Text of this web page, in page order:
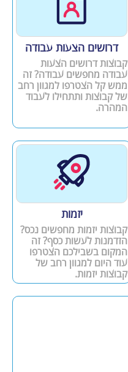
דרושים הצעות עבודה
קבוצות דרושים הצעות
עבודה מחפשים עבודה? זה
ממש קל הצטרפו למגוון רחב
של קבוצות ותתחילו לעבוד
המהרה.
יזמות
קבוצות יזמות מחפשים נכס?
הזדמנות לעשות כסף? זה
המקום בשבילכם הצטרפו
עוד היום למגוון רחב של
קבוצות יזמות.